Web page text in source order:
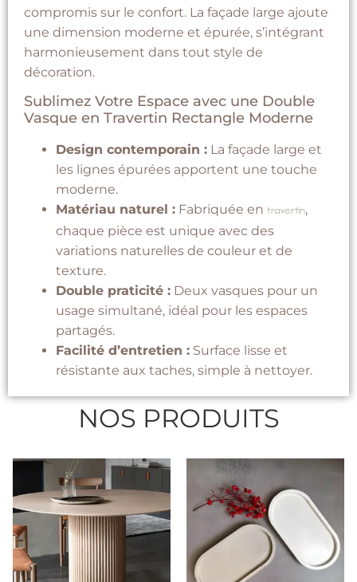
compromis sur le confort. La façade large ajoute
une dimension moderne et épurée, s’intégrant
harmonieusement dans tout style de
décoration.
Sublimez Votre Espace avec une Double
Vasque en Travertin Rectangle Moderne
Design contemporain : La façade large et
les lignes épurées apportent une touche
moderne.
Matériau naturel : Fabriquée en travertin,
chaque pièce est unique avec des
variations naturelles de couleur et de
texture.
Double praticité : Deux vasques pour un
usage simultané, idéal pour les espaces
partagés.
Facilité d’entretien : Surface lisse et
résistante aux taches, simple à nettoyer.
NOS PRODUITS